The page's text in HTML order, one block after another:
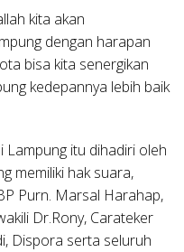
kita akan
dengan harapan
bisa kita senergikan
kedepannya lebih baik
Lampung itu dihadiri oleh
memiliki hak suara,
Purn. Marsal Harahap,
Dr.Rony, Carateker
Dispora serta seluruh